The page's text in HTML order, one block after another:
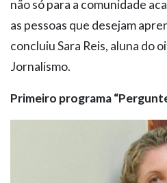
não só para a comunidade
as pessoas que desejam
concluiu Sara Reis, aluna do
Jornalismo.
Primeiro programa